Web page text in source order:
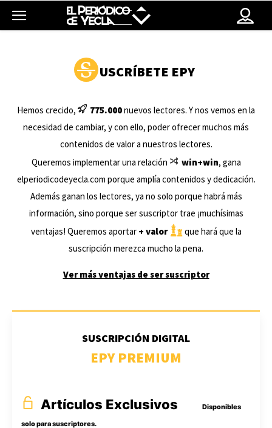
USCRÍBETE EPY
Hemos crecido, 775.000nuevos lectores. Y nos vemos en la
necesidad de cambiar, y con ello, poder ofrecer muchos más
contenidos de valor a nuestros lectores.
Queremos implementar una relación
win+win, gana
elperiodicodeyecla.com porque amplía contenidos y dedicación.
Además ganan los lectores, ya no solo porque habrá más
información, sino porque ser suscriptor trae ¡muchísimas
ventajas! Queremos aportar + valor
que hará que la
suscripción merezca mucho la pena.
Ver más ventajas de ser suscriptor
SUSCRIPCIÓN DIGITAL
EPY PREMIUM
Artículos Exclusivos
Disponibles
solo para suscriptores.